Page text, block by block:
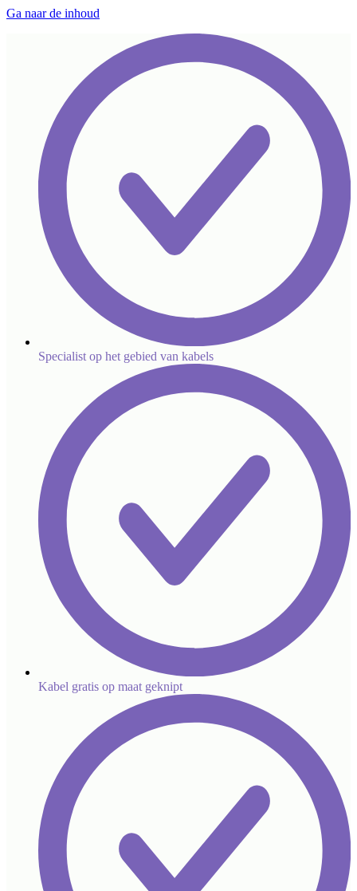
Ga naar de inhoud
Specialist op het gebied van kabels
Kabel gratis op maat geknipt